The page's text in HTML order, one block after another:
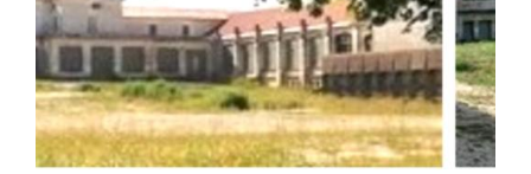
EN SAVOIR PLUS